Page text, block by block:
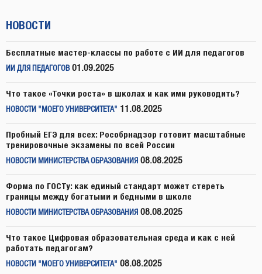
НОВОСТИ
Бесплатные мастер-классы по работе с ИИ для педагогов
ИИ ДЛЯ ПЕДАГОГОВ 01.09.2025
Что такое «Точки роста» в школах и как ими руководить?
НОВОСТИ "МОЕГО УНИВЕРСИТЕТА" 11.08.2025
Пробный ЕГЭ для всех: Рособрнадзор готовит масштабные
тренировочные экзамены по всей России
НОВОСТИ МИНИСТЕРСТВА ОБРАЗОВАНИЯ 08.08.2025
Форма по ГОСТу: как единый стандарт может стереть
границы между богатыми и бедными в школе
НОВОСТИ МИНИСТЕРСТВА ОБРАЗОВАНИЯ 08.08.2025
Что такое Цифровая образовательная среда и как с ней
работать педагогам?
НОВОСТИ "МОЕГО УНИВЕРСИТЕТА" 08.08.2025